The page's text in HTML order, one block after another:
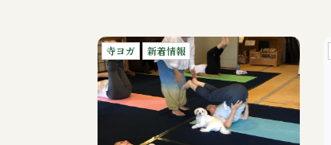
寺ヨガ 新着情報